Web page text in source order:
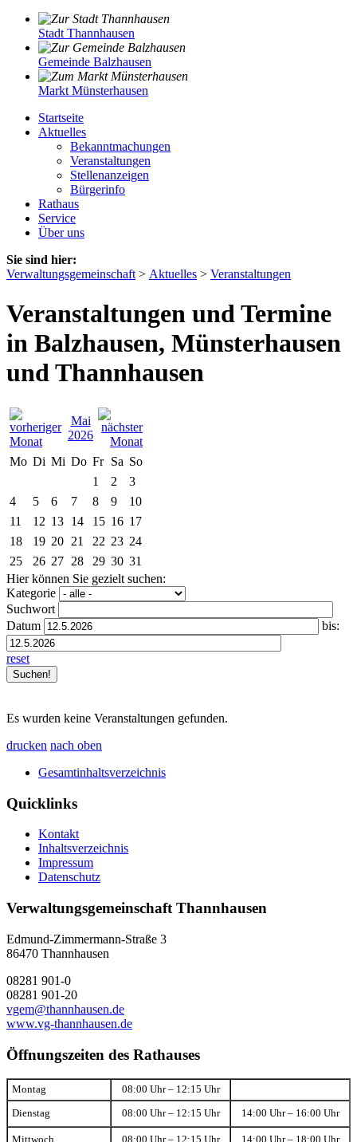
Stadt Thannhausen
Gemeinde Balzhausen
Markt Münsterhausen
Startseite
Aktuelles
Bekanntmachungen
Veranstaltungen
Stellenanzeigen
Bürgerinfo
Rathaus
Service
Über uns
Sie sind hier:
Verwaltungsgemeinschaft > Aktuelles > Veranstaltungen
Veranstaltungen und Termine
in Balzhausen, Münsterhausen
und Thannhausen
Mai
2026
Mo Di Mi Do Fr Sa So
1
2
3
4
5 6 7 8 9
10
11
12 13 14 15 16 17
18
19 20 21 22 23 24
25
26 27 28 29 30 31
Hier können Sie gezielt suchen:
Kategorie
Suchwort
Datum
bis:
reset
Es wurden keine Veranstaltungen gefunden.
drucken nach oben
Gesamtinhaltsverzeichnis
Quicklinks
Kontakt
Inhaltsverzeichnis
Impressum
Datenschutz
Verwaltungsgemeinschaft Thannhausen
Edmund-Zimmermann-Straße 3
86470 Thannhausen
08281 901-0
08281 901-20
vgem@thannhausen.de
www.vg-thannhausen.de
Öffnungszeiten des Rathauses
Montag 08:00 Uhr – 12:15 Uhr
Dienstag 08:00 Uhr – 12:15 Uhr 14:00 Uhr – 16:00 Uhr